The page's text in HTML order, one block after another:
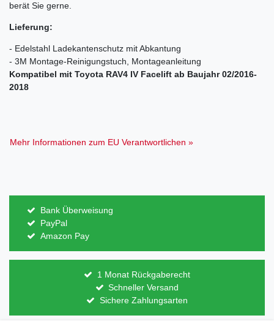
berät Sie gerne.
Lieferung:
- Edelstahl Ladekantenschutz mit Abkantung
- 3M Montage-Reinigungstuch, Montageanleitung
Kompatibel mit Toyota RAV4 IV Facelift ab Baujahr 02/2016-
2018
Mehr Informationen zum EU Verantwortlichen »
Bank Überweisung
PayPal
Amazon Pay
1 Monat Rückgaberecht
Schneller Versand
Sichere Zahlungsarten